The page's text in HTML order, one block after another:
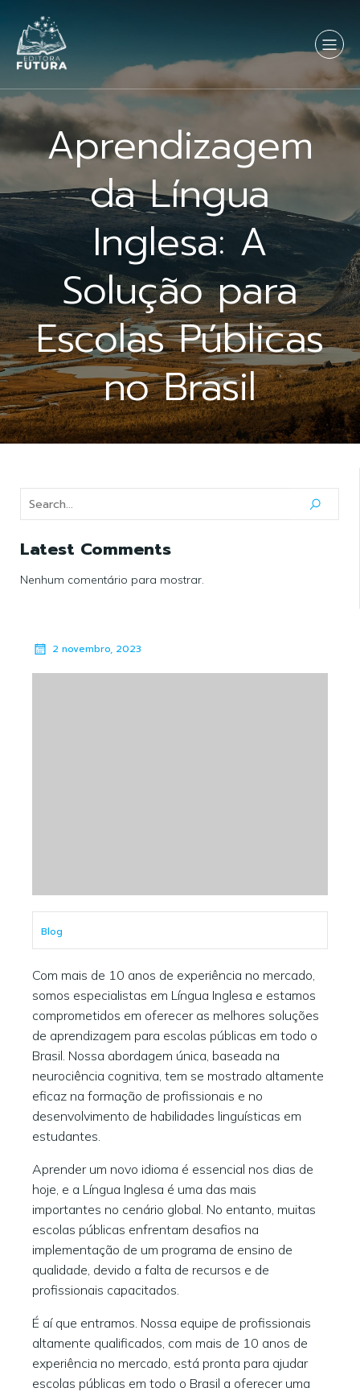
Aprendizagem
da Língua
Inglesa: A
Solução para
Escolas Públicas
no Brasil
Latest Comments
Nenhum comentário para mostrar.
2 novembro, 2023
Blog
Com mais de 10 anos de experiência no mercado,
somos especialistas em Língua Inglesa e estamos
comprometidos em oferecer as melhores soluções
de aprendizagem para escolas públicas em todo o
Brasil. Nossa abordagem única, baseada na
neurociência cognitiva, tem se mostrado altamente
eficaz na formação de profissionais e no
desenvolvimento de habilidades linguísticas em
estudantes.
Aprender um novo idioma é essencial nos dias de
hoje, e a Língua Inglesa é uma das mais
importantes no cenário global. No entanto, muitas
escolas públicas enfrentam desafios na
implementação de um programa de ensino de
qualidade, devido a falta de recursos e de
profissionais capacitados.
É aí que entramos. Nossa equipe de profissionais
altamente qualificados, com mais de 10 anos de
experiência no mercado, está pronta para ajudar
escolas públicas em todo o Brasil a oferecer uma